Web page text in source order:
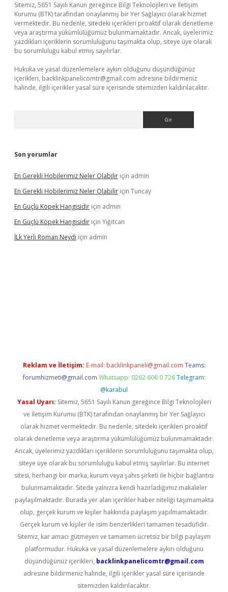
Sitemiz, 5651 Sayılı Kanun gereğince Bilgi Teknolojileri ve İletişim
Kurumu (BTK) tarafından onaylanmış bir Yer Sağlayıcı olarak hizmet
vermektedir. Bu nedenle, sitedeki içerikleri proaktif olarak denetleme
veya araştırma yükümlülüğümüz bulunmamaktadır. Ancak, üyelerimiz
yazdıkları içeriklerin sorumluluğunu taşımakta olup, siteye üye olarak
bu sorumluluğu kabul etmiş sayılırlar.
Hukuka ve yasal düzenlemelere aykırı olduğunu düşündüğünüz
içerikleri, backlinkpanelicomtr@gmail.com adresine bildirmeniz
halinde, ilgili içerikler yasal süre içerisinde sitemizden kaldırılacaktır.
Son yorumlar
En Gerekli Hobilerimiz Neler Olabilir için admin
En Gerekli Hobilerimiz Neler Olabilir için Tuncay
En Güçlü Köpek Hangisidir için admin
En Güçlü Köpek Hangisidir için Yiğitcan
İLk Yerli Roman Neydi için admin
Reklam ve İletişim: E-mail: backlinkpaneli@gmail.com Teams:
forumhizmeti@gmail.com Whatsapp: 0262 606 0 726 Telegram:
@karabul
Yasal Uyarı: Sitemiz, 5651 Sayılı Kanun gereğince Bilgi Teknolojileri
ve İletişim Kurumu (BTK) tarafından onaylanmış bir Yer Sağlayıcı
olarak hizmet vermektedir. Bu nedenle, sitedeki içerikleri proaktif
olarak denetleme veya araştırma yükümlülüğümüz bulunmamaktadır.
Ancak, üyelerimiz yazdıkları içeriklerin sorumluluğunu taşımakta olup,
siteye üye olarak bu sorumluluğu kabul etmiş sayılırlar. Bu internet
sitesi, herhangi bir marka, kurum veya şahıs şirketi ile hiçbir bağlantısı
bulunmamaktadır. Sitede yalnızca kendi hazırladığımız makaleler
paylaşılmaktadır. Burada yer alan içerikler haber niteliği taşımamakta
olup, gerçek kurum ve kişiler hakkında paylaşım yapılmamaktadır.
Gerçek kurum ve kişiler ile isim benzerlikleri tamamen tesadüfidir.
Sitemiz, kar amacı gütmeyen ve tamamen ücretsiz bir bilgi paylaşım
platformudur. Hukuka ve yasal düzenlemelere aykırı olduğunu
düşündüğünüz içerikleri, backlinkpanelicomtr@gmail.com
adresine bildirmeniz halinde, ilgili içerikler yasal süre içerisinde
sitemizden kaldırılacaktır.